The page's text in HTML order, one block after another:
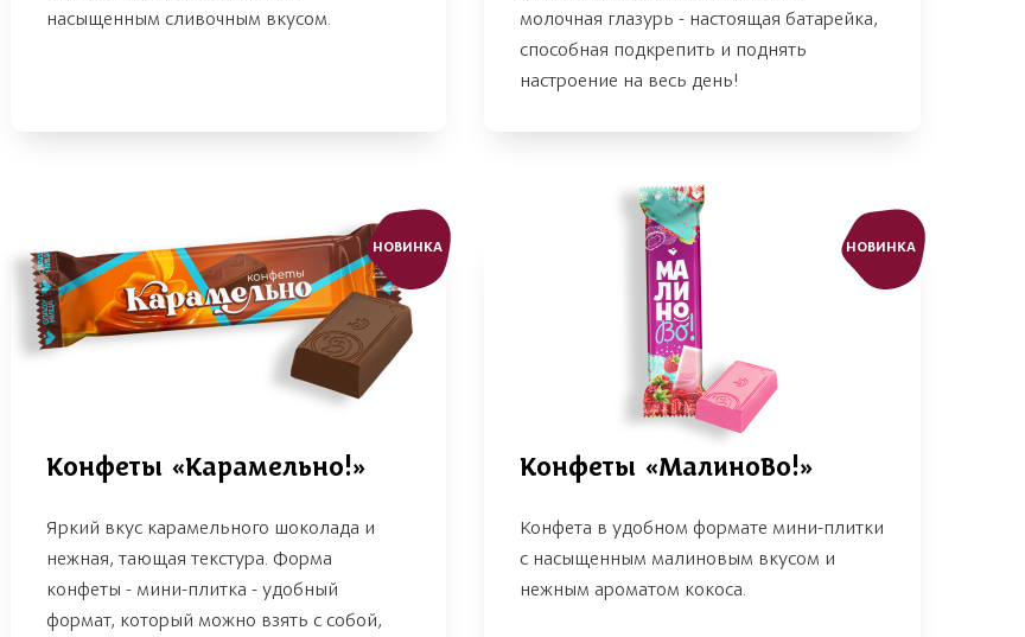
насыщенным сливочным вкусом.
молочная глазурь - настоящая батарейка,
способная подкрепить и поднять
настроение на весь день!
НОВИНКА
Конфеты «Карамельно!»
Яркий вкус карамельного шоколада и
нежная, тающая текстура. Форма
конфеты - мини-плитка - удобный
формат, который можно взять с собой,
НОВИНКА
Конфеты «МалиноВо!»
Конфета в удобном формате мини-плитки
с насыщенным малиновым вкусом и
нежным ароматом кокоса.